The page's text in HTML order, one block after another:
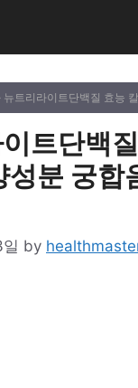
뉴트리라이트단백질 효능 칼로리 영
트단백
성분 궁합
by